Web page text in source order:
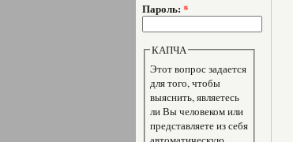
Пароль: *
КАПЧА
Этот вопрос задается
для того, чтобы
выяснить, являетесь
ли Вы человеком или
представляете из себя